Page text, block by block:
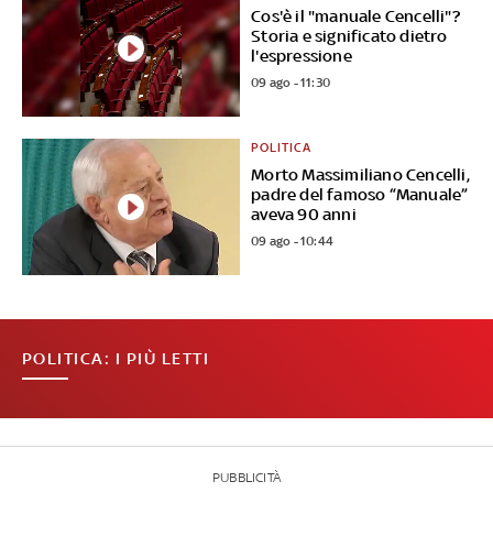
Cos'è il "manuale Cencelli"?
Storia e significato dietro
l'espressione
09 ago - 11:30
Morto Massimiliano Cencelli,
padre del famoso “Manuale”
aveva 90 anni
POLITICA
09 ago - 10:44
POLITICA: I PIÙ LETTI
PUBBLICITÀ